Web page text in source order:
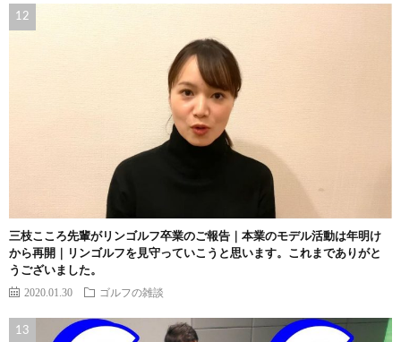
三枝こころ先輩がリンゴルフ卒業のご報告｜本業のモデル活動は年明け
から再開｜リンゴルフを見守っていこうと思います。これまでありがと
うございました。
2020.01.30 ゴルフの雑談